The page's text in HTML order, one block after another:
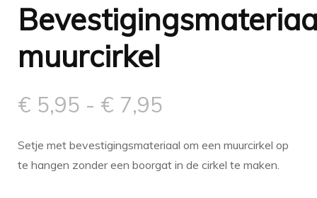
muurcirkel
€ 5,95 - € 7,95
€ 5,95
tot
Setje met bevestigingsmateriaal om een muurcirkel op
te hangen zonder een boorgat in de cirkel te maken.